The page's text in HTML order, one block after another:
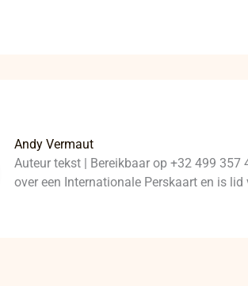
Andy Vermaut
Auteur tekst | Bereikbaar op +32 499
over een Internationale Perskaart en is